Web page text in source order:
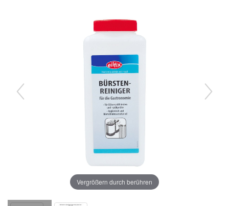
Vergrößern durch berühren